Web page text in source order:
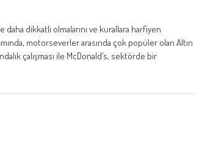
dikkatli olmalarını ve kurallara harfiyen
motorseverler arasında çok popüler olan Altın
çalışması ile McDonald’s, sektörde bir